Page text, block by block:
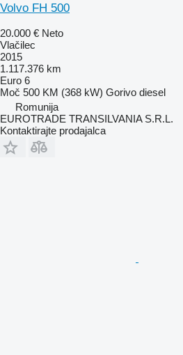
Volvo FH 500
20.000 € Neto
Vlačilec
2015
1.117.376 km
Euro 6
Moč 500 KM (368 kW) Gorivo diesel
Romunija
EUROTRADE TRANSILVANIA S.R.L.
Kontaktirajte prodajalca